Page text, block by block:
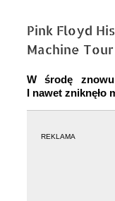
Pink Floyd
Machine Tour
W środę znowu
I nawet zniknęło
REKLAMA